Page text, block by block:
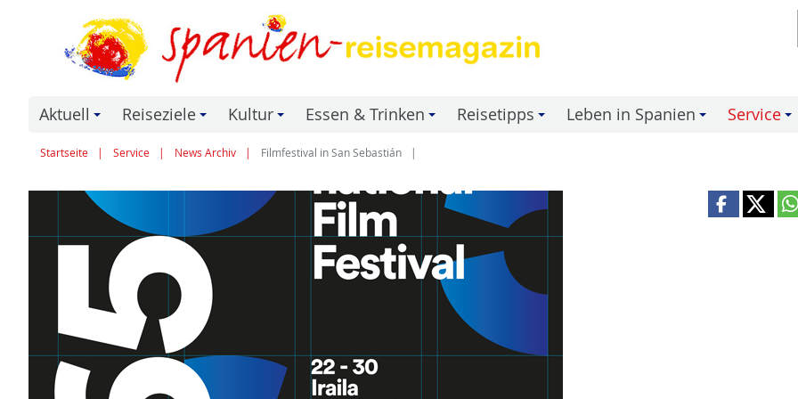
Aktuell Reiseziele Kultur Essen & Trinken Reisetipps Leben in Spanien Service
Startseite Service News Archiv Filmfestival in San Sebastián